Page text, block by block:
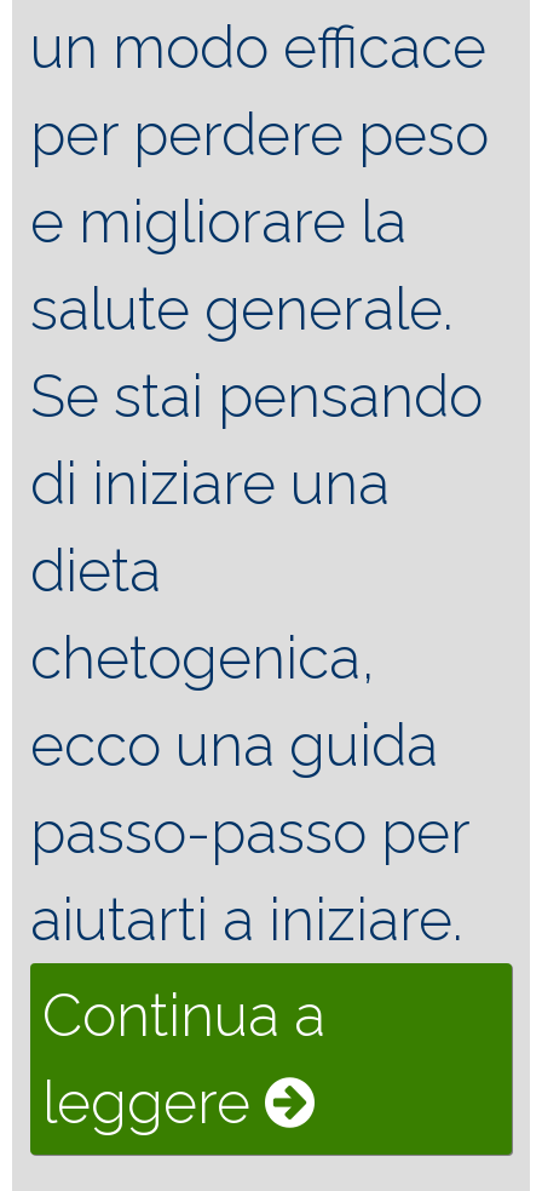
un modo efficace
per perdere peso
e migliorare la
salute generale.
Se stai pensando
di iniziare una
dieta
chetogenica,
ecco una guida
passo-passo per
aiutarti a iniziare.
Continua a
leggere ““Ecco